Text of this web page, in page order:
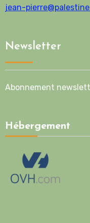
jean-
Newsletter
Abonnement
Hébergement